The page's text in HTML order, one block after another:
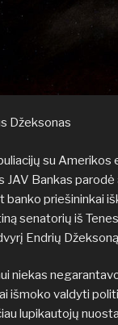
Džeksonas
su Amerikos
JAV Bankas
banko priešininkai
senatorių iš
Endrių
niekas
išmoko valdyti
lupikautojų